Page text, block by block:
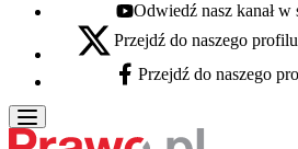
Youtube - otwiera się w nowej
Odwiedź nasz kanał w
X - otwiera się w nowej karcie
Przejdź do naszego
Facebook - otwiera się w nowej
Przejdź do naszego